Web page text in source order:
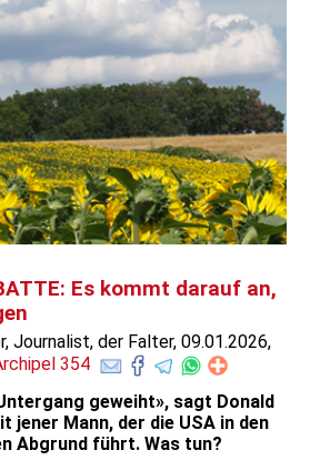
Es kommt darauf an,
Journalist, der Falter, 09.01.2026,
354
geweiht», sagt Donald
jener Mann, der die USA in den
Abgrund führt. Was tun?